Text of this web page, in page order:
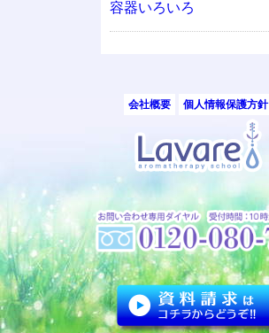
容器いろいろ
会社概要 個人情報保護方針